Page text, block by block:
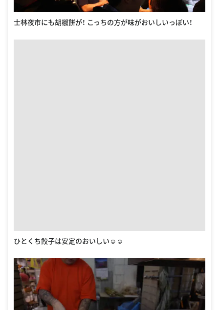
士林夜市にも胡椒餅が！ こっちの方が味がおいしいっぽい！
ひとくち餃子は安定のおいしい☺︎☺︎